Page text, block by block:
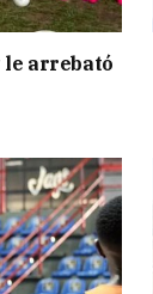
le arrebató